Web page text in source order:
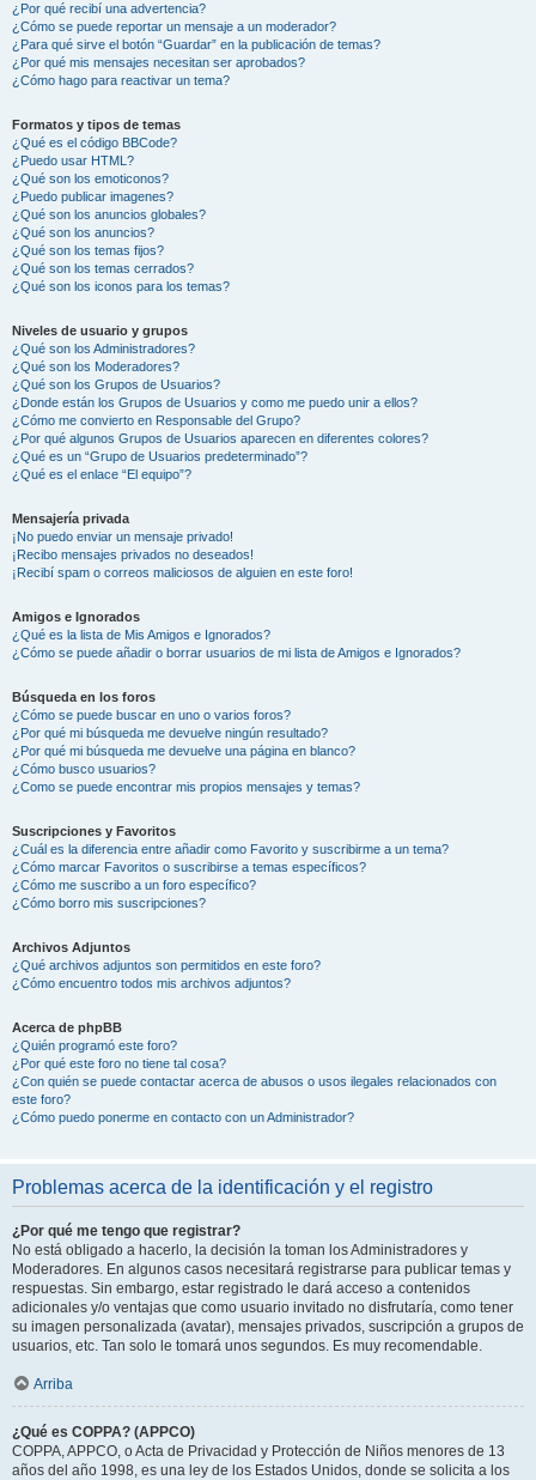
¿Por qué recibí una advertencia?
¿Cómo se puede reportar un mensaje a un moderador?
¿Para qué sirve el botón “Guardar” en la publicación de temas?
¿Por qué mis mensajes necesitan ser aprobados?
¿Cómo hago para reactivar un tema?
Formatos y tipos de temas
¿Qué es el código BBCode?
¿Puedo usar HTML?
¿Qué son los emoticonos?
¿Puedo publicar imagenes?
¿Qué son los anuncios globales?
¿Qué son los anuncios?
¿Qué son los temas fijos?
¿Qué son los temas cerrados?
¿Qué son los iconos para los temas?
Niveles de usuario y grupos
¿Qué son los Administradores?
¿Qué son los Moderadores?
¿Qué son los Grupos de Usuarios?
¿Donde están los Grupos de Usuarios y como me puedo unir a ellos?
¿Cómo me convierto en Responsable del Grupo?
¿Por qué algunos Grupos de Usuarios aparecen en diferentes colores?
¿Qué es un “Grupo de Usuarios predeterminado”?
¿Qué es el enlace “El equipo”?
Mensajería privada
¡No puedo enviar un mensaje privado!
¡Recibo mensajes privados no deseados!
¡Recibí spam o correos maliciosos de alguien en este foro!
Amigos e Ignorados
¿Qué es la lista de Mis Amigos e Ignorados?
¿Cómo se puede añadir o borrar usuarios de mi lista de Amigos e Ignorados?
Búsqueda en los foros
¿Cómo se puede buscar en uno o varios foros?
¿Por qué mi búsqueda me devuelve ningún resultado?
¿Por qué mi búsqueda me devuelve una página en blanco?
¿Cómo busco usuarios?
¿Como se puede encontrar mis propios mensajes y temas?
Suscripciones y Favoritos
¿Cuál es la diferencia entre añadir como Favorito y suscribirme a un tema?
¿Cómo marcar Favoritos o suscribirse a temas específicos?
¿Cómo me suscribo a un foro específico?
¿Cómo borro mis suscripciones?
Archivos Adjuntos
¿Qué archivos adjuntos son permitidos en este foro?
¿Cómo encuentro todos mis archivos adjuntos?
Acerca de phpBB
¿Quién programó este foro?
¿Por qué este foro no tiene tal cosa?
¿Con quién se puede contactar acerca de abusos o usos ilegales relacionados con
este foro?
¿Cómo puedo ponerme en contacto con un Administrador?
Problemas acerca de la identificación y el registro
¿Por qué me tengo que registrar?
No está obligado a hacerlo, la decisión la toman los Administradores y
Moderadores. En algunos casos necesitará registrarse para publicar temas y
respuestas. Sin embargo, estar registrado le dará acceso a contenidos
adicionales y/o ventajas que como usuario invitado no disfrutaría, como tener
su imagen personalizada (avatar), mensajes privados, suscripción a grupos de
usuarios, etc. Tan solo le tomará unos segundos. Es muy recomendable.
Arriba
¿Qué es COPPA? (APPCO)
COPPA, APPCO, o Acta de Privacidad y Protección de Niños menores de 13
años del año 1998, es una ley de los Estados Unidos, donde se solicita a los